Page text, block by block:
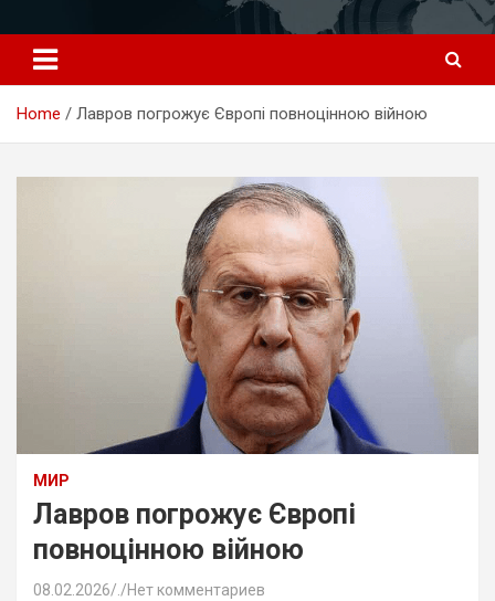
к
содержимому
Home Лавров погрожує Європі повноцінною війною
МИР
Лавров погрожує Європі
повноцінною війною
08.02.2026 Нет комментариев